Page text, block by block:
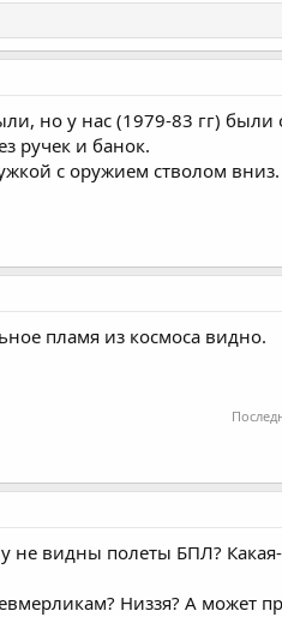
но у нас (1979-83 гг)
ручек и банок.
с оружием стволом
пламя из космоса видно.
не видны полеты БПЛ?
Низзя? А может